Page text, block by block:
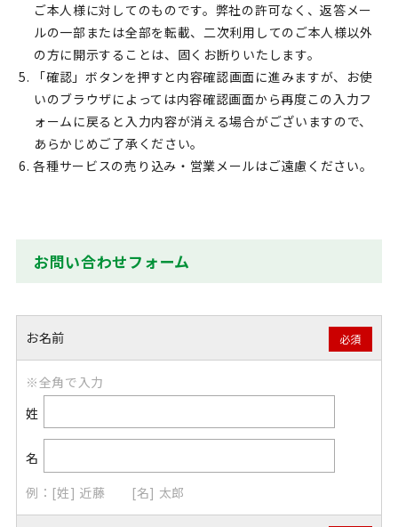
ご本人様に対してのものです。弊社の許可なく、返答メー
ルの一部または全部を転載、二次利用してのご本人様以外
の方に開示することは、固くお断りいたします。
5. 「確認」ボタンを押すと内容確認画面に進みますが、お使
いのブラウザによっては内容確認画面から再度この入力フ
ォームに戻ると入力内容が消える場合がございますので、
あらかじめご了承ください。
6. 各種サービスの売り込み・営業メールはご遠慮ください。
お問い合わせフォーム
お名前 必須
※全角で入力
姓
名
例：[姓] 近藤 [名] 太郎